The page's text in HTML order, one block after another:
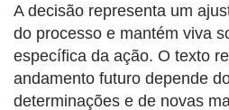
A decisão representa um
do processo e mantém viva
específica da ação. O texto
andamento futuro depende
determinações e de novas